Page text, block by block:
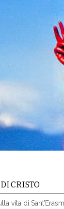
CRISTO
vita di